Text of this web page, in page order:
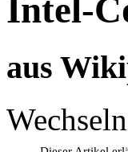
Intel-
aus